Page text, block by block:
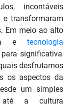
incontáveis
transformaram
Em meio ao alto
e tecnologia
significativa
desfrutamos
os aspectos da
um simples
até a cultura